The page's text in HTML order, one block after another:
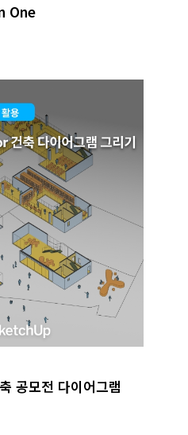
One
공모전 다이어그램